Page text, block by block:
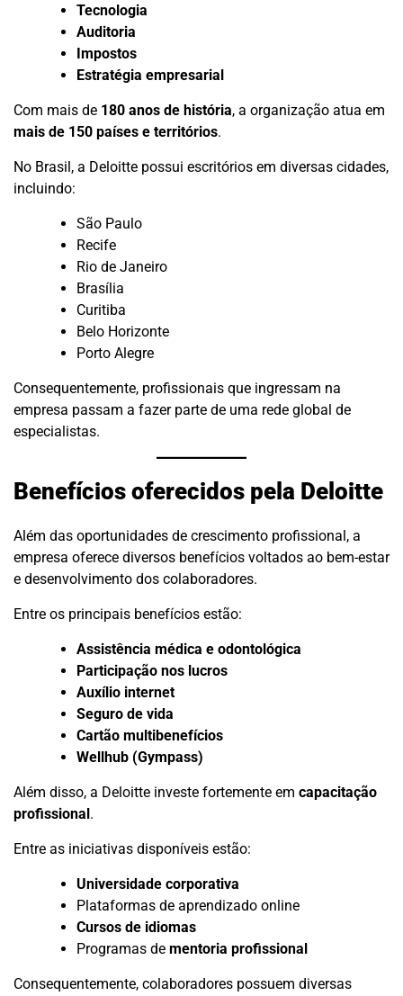
Tecnologia
Auditoria
Impostos
Estratégia empresarial
Com mais de 180 anos de história, a organização atua em
mais de 150 países e territórios.
No Brasil, a Deloitte possui escritórios em diversas cidades,
incluindo:
São Paulo
Recife
Rio de Janeiro
Brasília
Curitiba
Belo Horizonte
Porto Alegre
Consequentemente, profissionais que ingressam na
empresa passam a fazer parte de uma rede global de
especialistas.
Benefícios oferecidos pela Deloitte
Além das oportunidades de crescimento profissional, a
empresa oferece diversos benefícios voltados ao bem-estar
e desenvolvimento dos colaboradores.
Entre os principais benefícios estão:
Assistência médica e odontológica
Participação nos lucros
Auxílio internet
Seguro de vida
Cartão multibenefícios
Wellhub (Gympass)
Além disso, a Deloitte investe fortemente em capacitação
profissional.
Entre as iniciativas disponíveis estão:
Universidade corporativa
Plataformas de aprendizado online
Cursos de idiomas
Programas de mentoria profissional
Consequentemente, colaboradores possuem diversas